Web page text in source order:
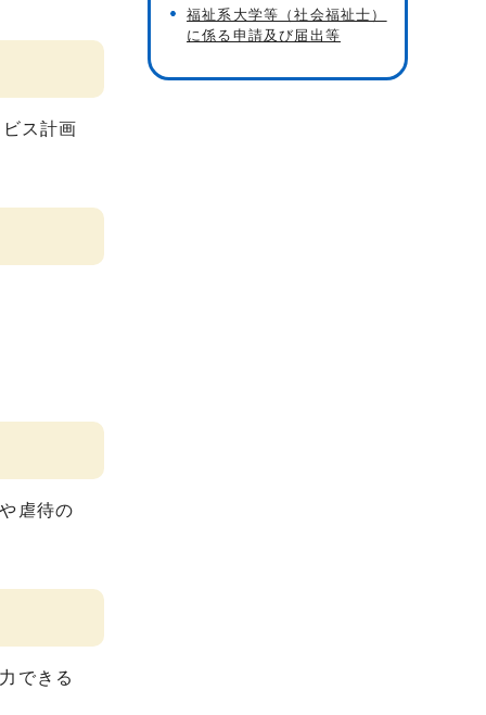
ス計画
虐待の
できる
福祉系大学等（社会福祉士）
に係る申請及び届出等